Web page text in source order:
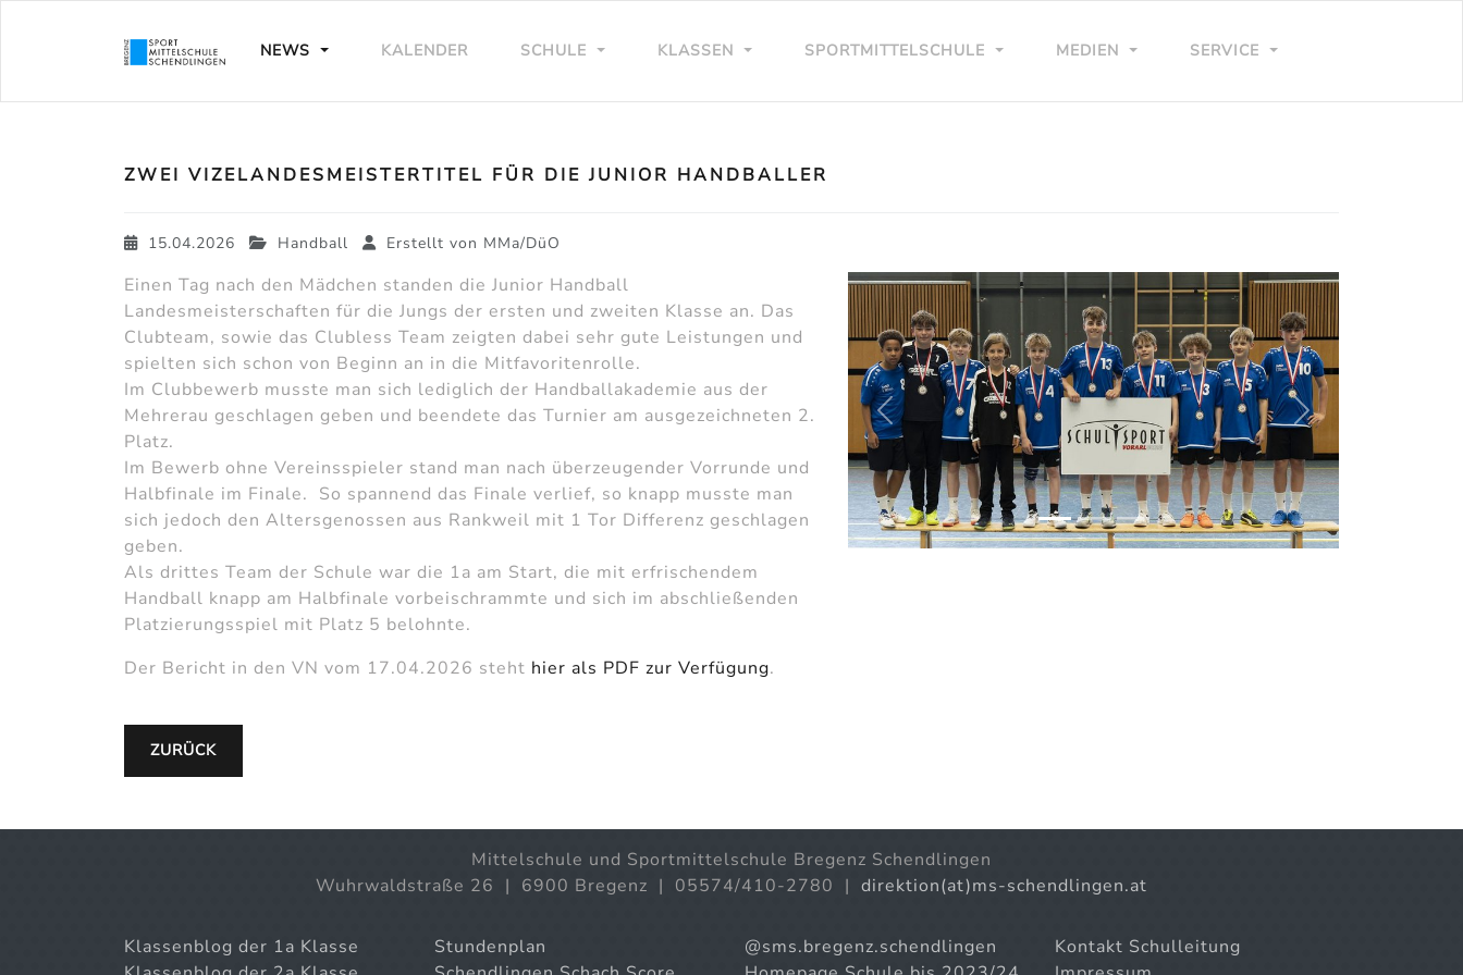
NEWS KALENDER SCHULE KLASSEN SPORTMITTELSCHULE MEDIEN SERVICE
ZWEI VIZELANDESMEISTERTITEL FÜR DIE JUNIOR HANDBALLER
15.04.2026 Handball Erstellt von MMa/DüO
Einen Tag nach den Mädchen standen die Junior Handball
Landesmeisterschaften für die Jungs der ersten und zweiten Klasse an. Das
Clubteam, sowie das Clubless Team zeigten dabei sehr gute Leistungen und
spielten sich schon von Beginn an in die Mitfavoritenrolle.
Im Clubbewerb musste man sich lediglich der Handballakademie aus der
Mehrerau geschlagen geben und beendete das Turnier am ausgezeichneten 2.
Platz.
Im Bewerb ohne Vereinsspieler stand man nach überzeugender Vorrunde und
Halbfinale im Finale. So spannend das Finale verlief, so knapp musste man
sich jedoch den Altersgenossen aus Rankweil mit 1 Tor Differenz geschlagen
geben.
Als drittes Team der Schule war die 1a am Start, die mit erfrischendem
Handball knapp am Halbfinale vorbeischrammte und sich im abschließenden
Platzierungsspiel mit Platz 5 belohnte.
Der Bericht in den VN vom 17.04.2026 steht hier als PDF zur Verfügung.
zurück weiter
ZURÜCK
Mittelschule und Sportmittelschule Bregenz Schendlingen
Wuhrwaldstraße 26 | 6900 Bregenz | 05574/410-2780 | direktion(at)ms-schendlingen.at
Klassenblog der 1a Klasse
Stundenplan
@sms.bregenz.schendlingen
Kontakt Schulleitung